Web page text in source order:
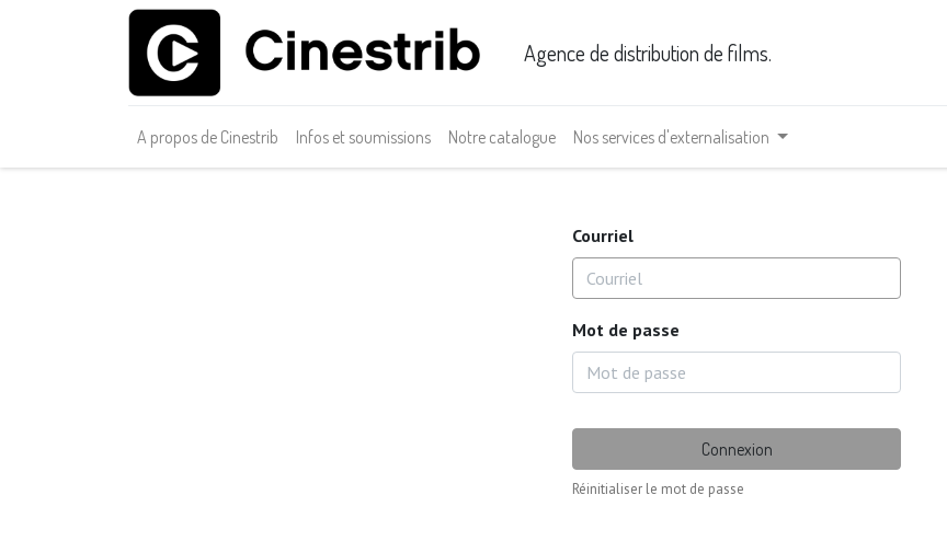
Agence de distribution de films.
A propos de Cinestrib Infos et soumissions Notre catalogue Nos services d'externalisation
Courriel
Mot de passe
Connexion
Réinitialiser le mot de passe